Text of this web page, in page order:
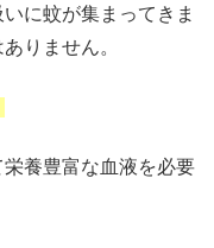
に蚊が集まってきま
りません。
養豊富な血液を必要